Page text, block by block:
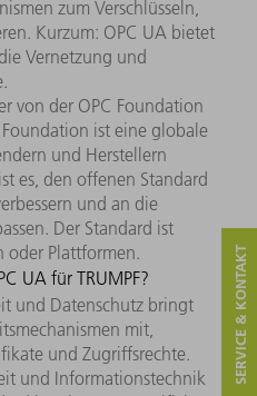
zum Verschlüsseln,
Kurzum: OPC UA bietet
Vernetzung und
von der OPC Foundation
ist eine globale
und Herstellern
es, den offenen Standard
und an die
Der Standard ist
oder Plattformen.
und Datenschutz bringt
mit,
und Zugriffsrechte.
und Informationstechnik
UA für TRUMPF? SERVICE & KONTAKT